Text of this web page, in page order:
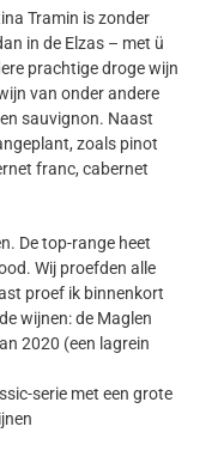
Tramin is zonder
in de Elzas – met ü
prachtige droge wijn
van onder andere
sauvignon. Naast
zoals pinot
franc, cabernet
De top-range heet
Wij proefden alle
proef ik binnenkort
wijnen: de Maglen
2020 (een lagrein
serie met een grote